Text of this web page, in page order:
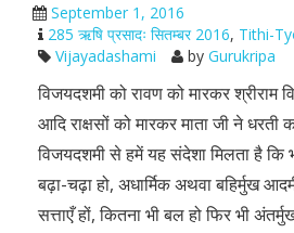
September 1, 2016
285 ऋषि प्रसादः सितम्बर 2016, Tithi-
Vijayadashami
by Gurukripa
विजयदशमी को रावण को मारकर श्रीराम
आदि राक्षसों को मारकर माता जी ने धरती
विजयदशमी से हमें यह संदेशा मिलता है कि
बढ़ा-चढ़ा हो, अधार्मिक अथवा बहिर्मुख
सत्ताएँ हों, कितना भी बल हो फिर भी